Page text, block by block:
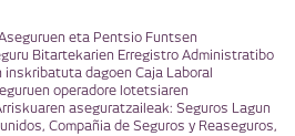
eta Pentsio Funtsen
Bitartekarien Erregistro Administratibo
dagoen Caja Laboral
operadore lotetsiaren
aseguratzaileak: Seguros Lagun
Compañia de Seguros y Reaseguros,